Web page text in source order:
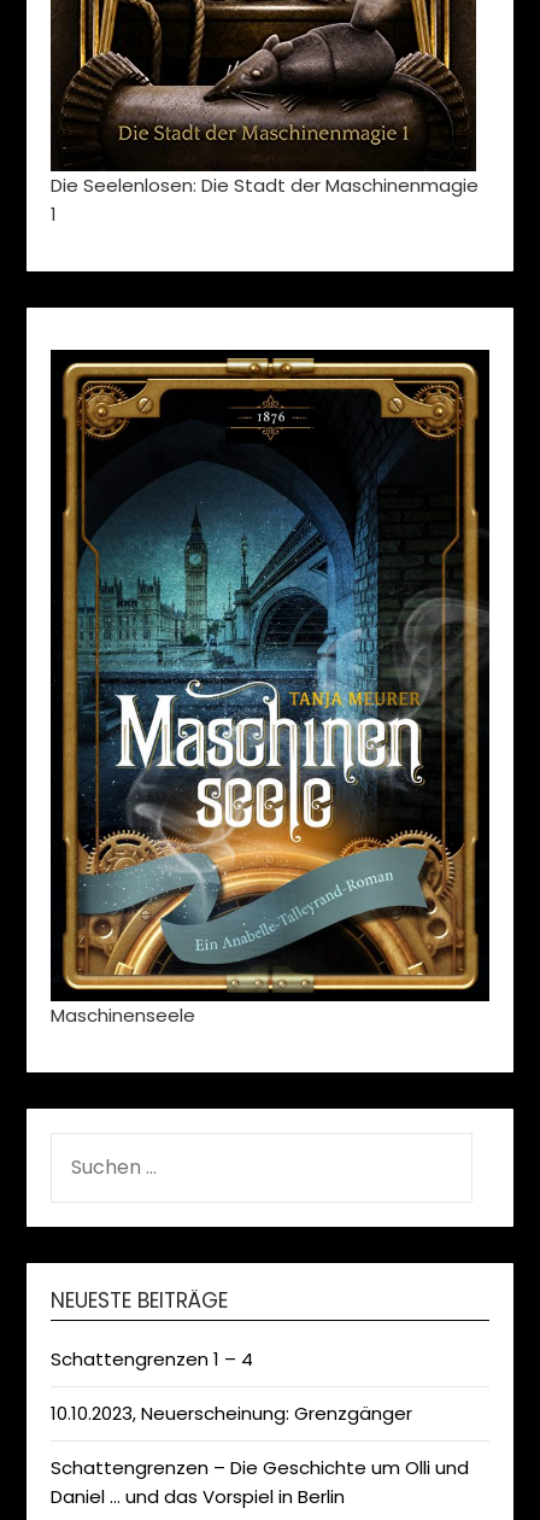
Die Seelenlosen: Die Stadt der Maschinenmagie
1
Maschinenseele
NACH:
NEUESTE BEITRÄGE
Schattengrenzen 1 – 4
10.10.2023, Neuerscheinung: Grenzgänger
Schattengrenzen – Die Geschichte um Olli und
Daniel … und das Vorspiel in Berlin